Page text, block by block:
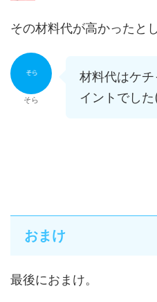
その材料代が高かったと
そら
材料代はケ
イントでし
おまけ
最後におまけ。